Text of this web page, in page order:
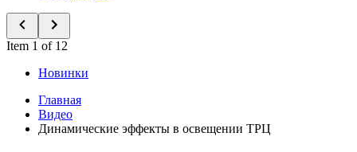
Item 1 of 12
Новинки
Главная
Видео
Динамические эффекты в освещении ТРЦ